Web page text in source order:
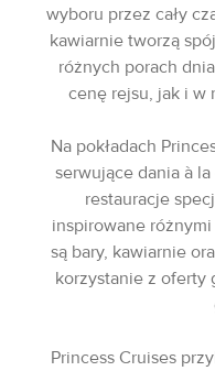
wyboru przez cały
kawiarnie tworzą
różnych porach
cenę rejsu, jak i w
Na pokładach
serwujące dania à
restauracje
inspirowane
są bary, kawiarnie
korzystanie z oferty
Princess Cruises